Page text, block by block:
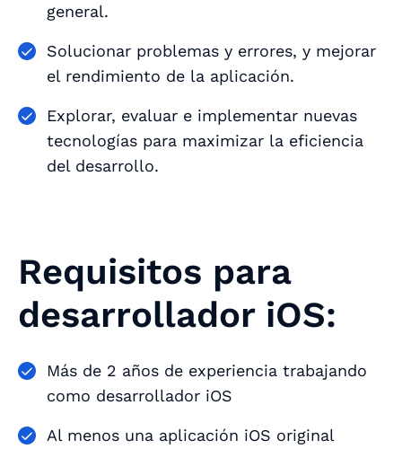
general.
Solucionar problemas y errores, y mejorar
el rendimiento de la aplicación.
Explorar, evaluar e implementar nuevas
tecnologías para maximizar la eficiencia
del desarrollo.
Requisitos para
desarrollador iOS:
Más de 2 años de experiencia trabajando
como desarrollador iOS
Al menos una aplicación iOS original